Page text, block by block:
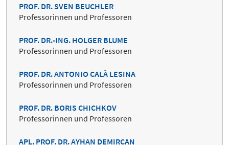
PROF. DR. SVEN BEUCHLER
Professorinnen und Professoren
PROF. DR.-ING. HOLGER BLUME
Professorinnen und Professoren
PROF. DR. ANTONIO CALÀ LESINA
Professorinnen und Professoren
PROF. DR. BORIS CHICHKOV
Professorinnen und Professoren
APL. PROF. DR. AYHAN DEMIRCAN